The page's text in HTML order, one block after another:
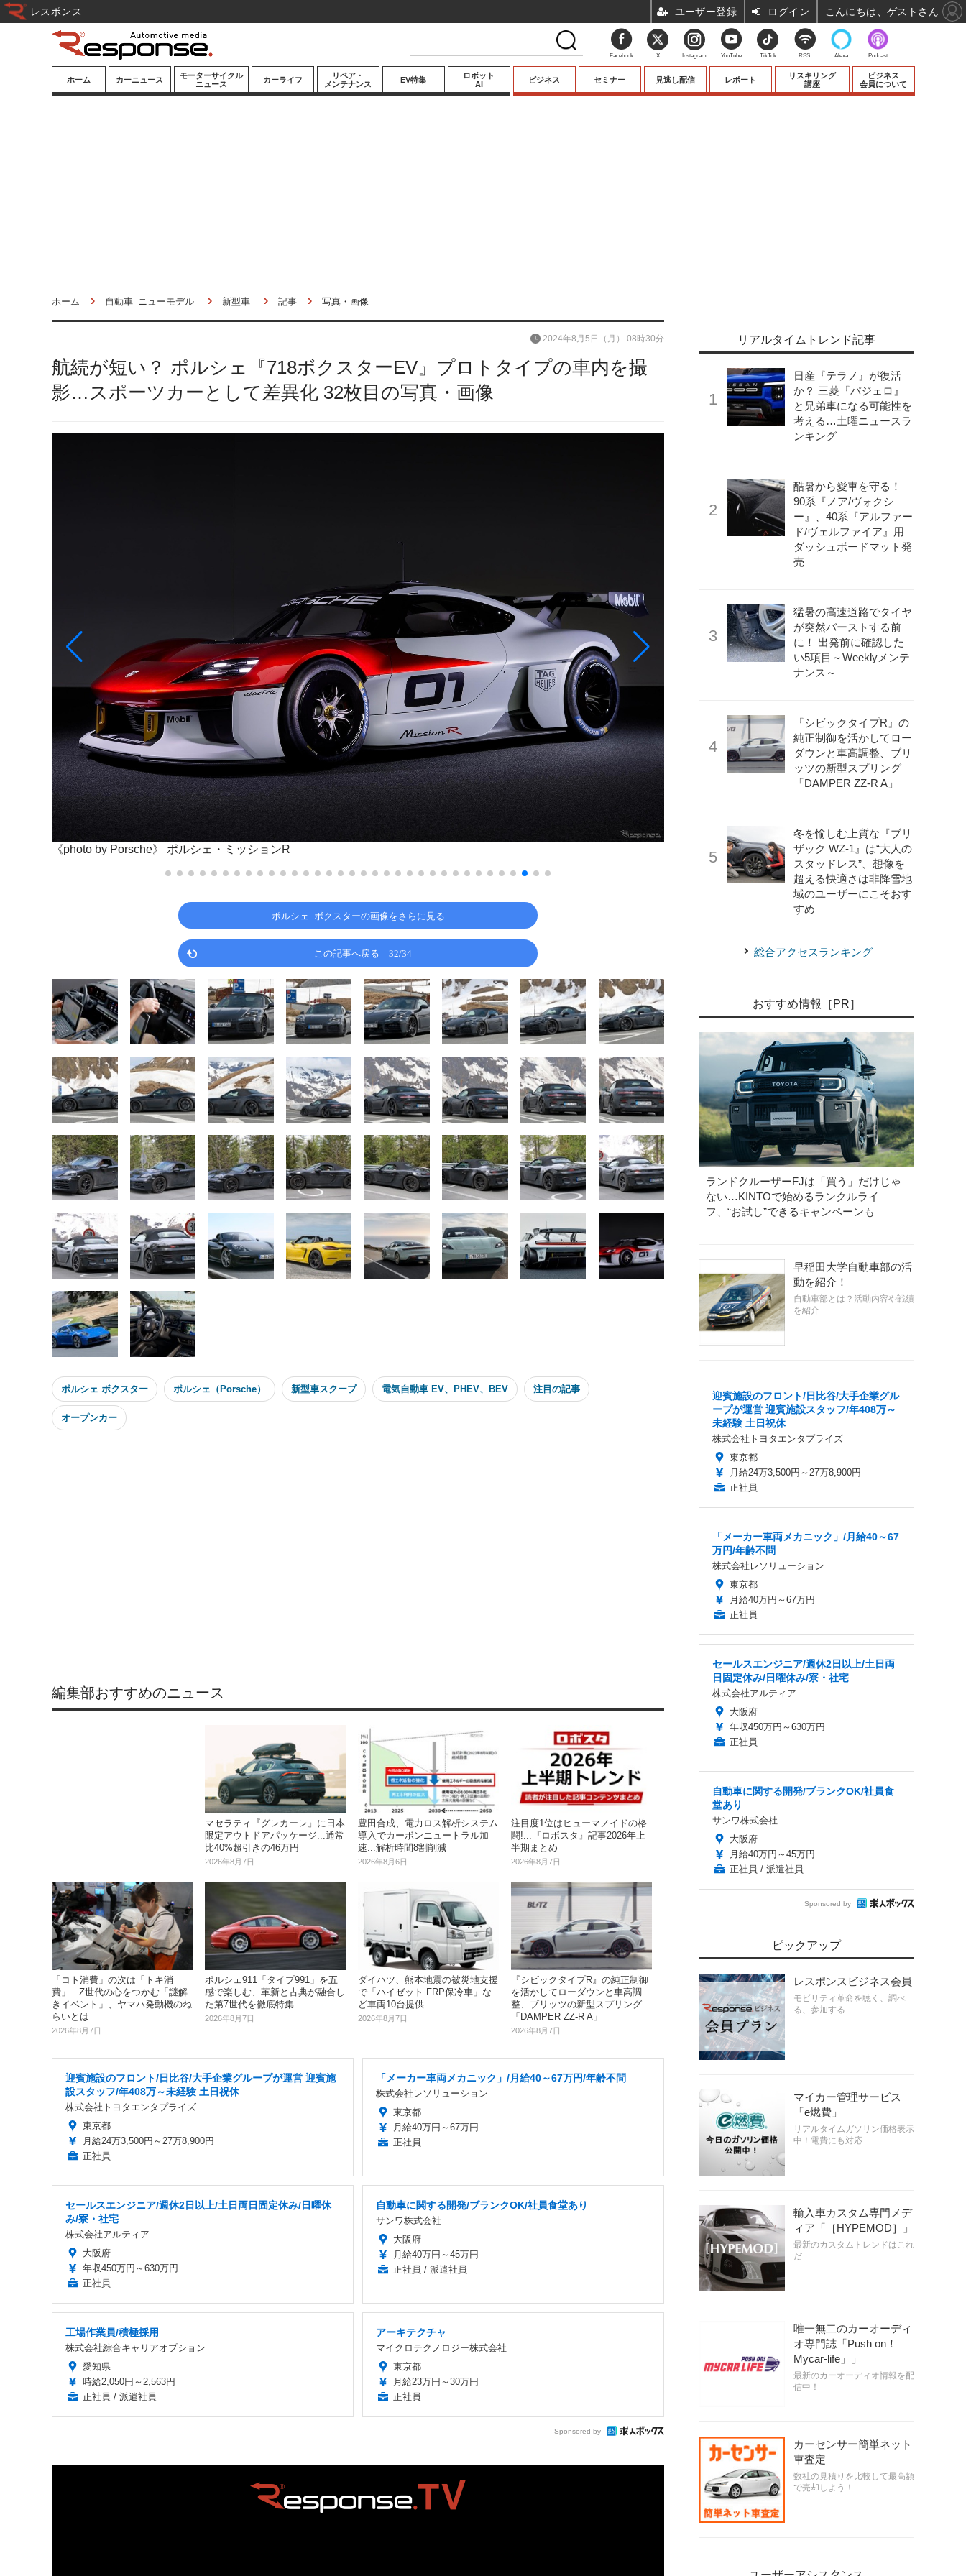
ホーム カーニュース
モーターサイクル
ニュース
カーライフ
リペア・
メンテナンス
EV特集
ロボット
AI
ビジネス セミナー 見逃し配信 レポート
リスキリング
講座
ビジネス
会員について
ホーム 自動車 ニューモデル 新型車 記事 写真・画像
航続が短い？ ポルシェ『718ボクスターEV』プロトタイプの車内を撮
影…スポーツカーとして差異化 32枚目の写真・画像
2024年8月5日（月） 08時30分
《photo by Porsche》 ポルシェ・ミッションR 《photo by Porsche》 ポルシェ911
ポルシェ ボクスターの画像をさらに見る
この記事へ戻る 32/34
ポルシェ ボクスター ポルシェ（Porsche） 新型車スクープ 電気自動車 EV、PHEV、BEV 注目の記事
オープンカー
編集部おすすめのニュース
マセラティ『グレカーレ』に日本
限定アウトドアパッケージ...通常
比40%超引きの46万円
2026年8月7日
豊田合成、電力ロス解析システム
導入でカーボンニュートラル加
速...解析時間8割削減
2026年8月6日
注目度1位はヒューマノイドの格
闘!...『ロボスタ』記事2026年上
半期まとめ
2026年8月7日
「コト消費」の次は「トキ消
費」...Z世代の心をつかむ「謎解
きイベント」、ヤマハ発動機のね
らいとは
2026年8月7日
ポルシェ911「タイプ991」を五
感で楽しむ、革新と古典が融合し
た第7世代を徹底特集
2026年8月7日
ダイハツ、熊本地震の被災地支援
で「ハイゼット FRP保冷車」な
ど車両10台提供
2026年8月7日
『シビックタイプR』の純正制御
を活かしてローダウンと車高調
整、ブリッツの新型スプリング
「DAMPER ZZ-R A」
2026年8月7日
迎賓施設のフロント/日比谷/大手企業グループが運営 迎賓施
設スタッフ/年408万～未経験 土日祝休
株式会社トヨタエンタプライズ
東京都
月給24万3,500円～27万8,900円
正社員
「メーカー車両メカニック」/月給40～67万円/年齢不問
株式会社レソリューション
東京都
月給40万円～67万円
正社員
セールスエンジニア/週休2日以上/土日両日固定休み/日曜休
み/寮・社宅
株式会社アルティア
大阪府
年収450万円～630万円
正社員
自動車に関する開発/ブランクOK/社員食堂あり
サンワ株式会社
大阪府
月給40万円～45万円
正社員 / 派遣社員
工場作業員/積極採用
株式会社綜合キャリアオプション
愛知県
時給2,050円～2,563円
正社員 / 派遣社員
アーキテクチャ
マイクロテクノロジー株式会社
東京都
月給23万円～30万円
正社員
Sponsored by
リアルタイムトレンド記事
日産『テラノ』が復活
か？ 三菱『パジェロ』
と兄弟車になる可能性を
考える…土曜ニュースラ
ンキング
酷暑から愛車を守る！
90系『ノア/ヴォクシ
ー』、40系『アルファー
ド/ヴェルファイア』用
ダッシュボードマット発
売
猛暑の高速道路でタイヤ
が突然バーストする前
に！ 出発前に確認した
い5項目～Weeklyメンテ
ナンス～
『シビックタイプR』の
純正制御を活かしてロー
ダウンと車高調整、ブリ
ッツの新型スプリング
「DAMPER ZZ-R A」
冬を愉しむ上質な『ブリ
ザック WZ-1』は“大人の
スタッドレス”、想像を
超える快適さは非降雪地
域のユーザーにこそおす
すめ
総合アクセスランキング
おすすめ情報［PR］
ランドクルーザーFJは「買う」だけじゃ
ない…KINTOで始めるランクルライ
フ、“お試し”できるキャンペーンも
早稲田大学自動車部の活
動を紹介！
自動車部とは？活動内容や戦績
を紹介
迎賓施設のフロント/日比谷/大手企業グル
ープが運営 迎賓施設スタッフ/年408万～
未経験 土日祝休
株式会社トヨタエンタプライズ
東京都
月給24万3,500円～27万8,900円
正社員
「メーカー車両メカニック」/月給40～67
万円/年齢不問
株式会社レソリューション
東京都
月給40万円～67万円
正社員
セールスエンジニア/週休2日以上/土日両
日固定休み/日曜休み/寮・社宅
株式会社アルティア
大阪府
年収450万円～630万円
正社員
自動車に関する開発/ブランクOK/社員食
堂あり
サンワ株式会社
大阪府
月給40万円～45万円
正社員 / 派遣社員
Sponsored by
ピックアップ
レスポンスビジネス会員
モビリティ革命を聴く、調べ
る、参加する
マイカー管理サービス
「e燃費」
リアルタイムガソリン価格表示
中！電費にも対応
輸入車カスタム専門メデ
ィア「［HYPEMOD］」
最新のカスタムトレンドはこれ
だ
唯一無二のカーオーディ
オ専門誌「Push on！
Mycar-life」」
最新のカーオーディオ情報を配
信中！
カーセンサー簡単ネット
車査定
数社の見積りを比較して最高額
で売却しよう！
Facebook X Instagram YouTube TikTok RSS Alexa Podcast
レスポンス ユーザー登録 ログイン こんにちは、ゲストさん